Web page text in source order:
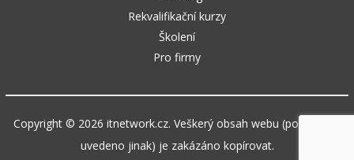
Rekvalifikační kurzy
Školení
Pro firmy
Copyright © 2026 itnetwork.cz. Veškerý obsah webu (pokud není
uvedeno jinak) je zakázáno kopírovat.